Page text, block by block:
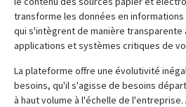
transforme les données en
qui s'intègrent de manière transparente
applications et systèmes critiques de
La plateforme offre une évolutivité
besoins, qu'il s'agisse de besoins
à haut volume à l'échelle de l'entreprise.